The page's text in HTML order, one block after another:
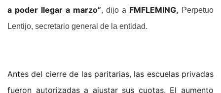
a poder llegar a marzo”, dijo a FMFLEMING, Perpetuo
Lentijo, secretario general de la entidad.
Antes del cierre de las paritarias, las escuelas privadas
fueron autorizadas a ajustar sus cuotas. El aumento